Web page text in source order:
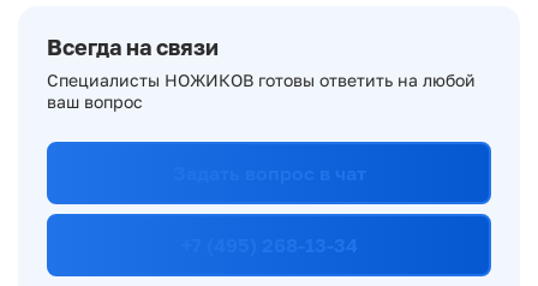
Всегда на связи
Специалисты НОЖИКОВ готовы ответить на любой
ваш вопрос